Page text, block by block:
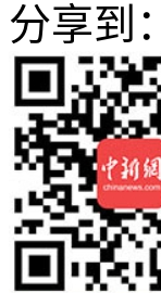
分享到：